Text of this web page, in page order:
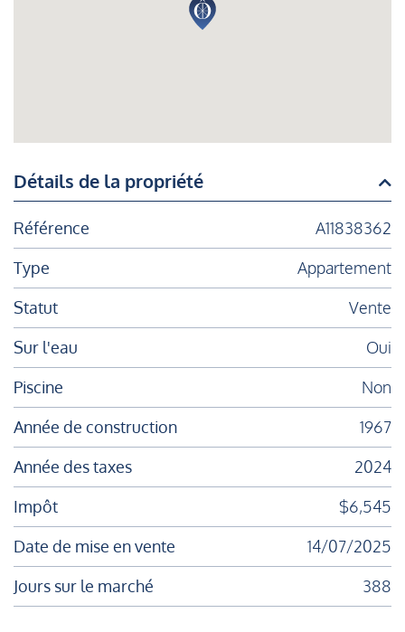
Détails de la propriété
Référence
A11838362
Type
Appartement
Statut
Vente
Sur l'eau
Oui
Piscine
Non
Année de construction
1967
Année des taxes
2024
Impôt
$6,545
Date de mise en vente
14/07/2025
Jours sur le marché
388